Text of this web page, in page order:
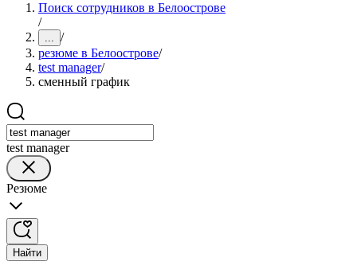
Поиск сотрудников в Белоострове
/
... /
резюме в Белоострове/
test manager/
сменный график
test manager
Резюме
Найти